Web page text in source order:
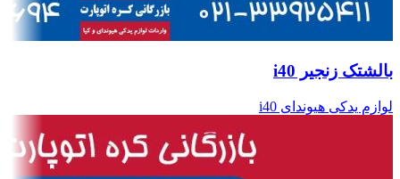
بالشتک زنجیر i40
لوازم یدکی هیوندای i40